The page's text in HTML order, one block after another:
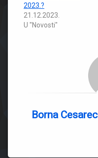
2023.?
21.12.2023.
U "Novosti"
Borna Cesarec